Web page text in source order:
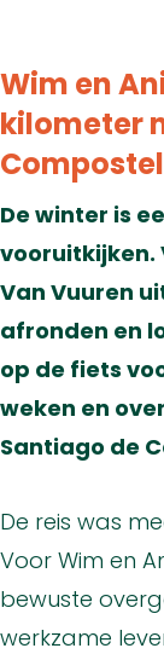
Wim en
kilometer
De winter is
vooruitkijken.
Van Vuuren
afronden en
op de fiets
weken en
Santiago de
De reis was
Voor Wim en
bewuste
werkzame